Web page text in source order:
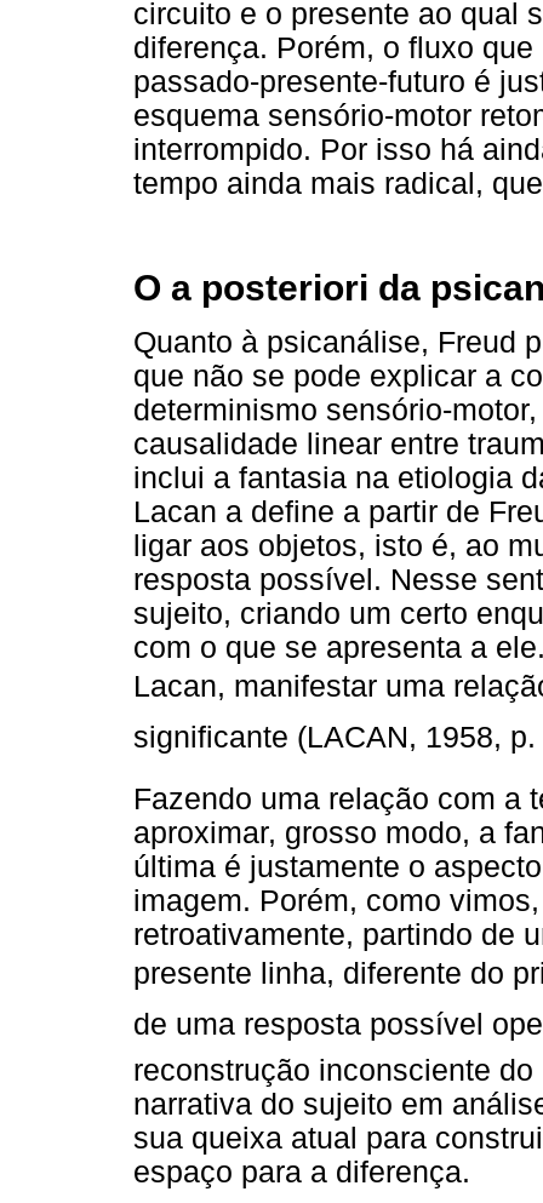
circuito e o presente ao qual
diferença. Porém, o fluxo
passado-presente-futuro é
esquema sensório-motor
interrompido. Por isso há
tempo ainda mais radical,
O a posteriori da
Quanto à psicanálise, Freud
que não se pode explicar a
determinismo sensório-
causalidade linear entre
inclui a fantasia na etiologia
Lacan a define a partir de
ligar aos objetos, isto é, ao
resposta possível. Nesse
sujeito, criando um certo
com o que se apresenta a
Lacan, manifestar uma
significante (LACAN, 1958,
Fazendo uma relação com a
aproximar, grosso modo, a
última é justamente o
imagem. Porém, como
retroativamente, partindo de
presente linha, diferente do
de uma resposta possível
reconstrução inconsciente
narrativa do sujeito em
sua queixa atual para
espaço para a diferença.